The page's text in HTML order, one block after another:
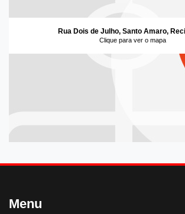
Rua Dois de Julho, Santo Amaro,
Clique para ver o mapa
Menu